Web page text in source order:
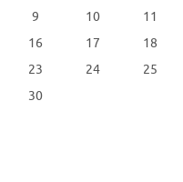
9 10
11
16 17
18
23 24
25
30